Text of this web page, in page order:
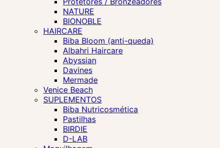
NATURE
BIONOBLE
HAIRCARE
Biba Bloom (anti-queda)
Albahri Haircare
Abyssian
Davines
Mermade
Venice Beach
SUPLEMENTOS
Biba Nutricosmética
Pastilhas
BIRDIE
D-LAB